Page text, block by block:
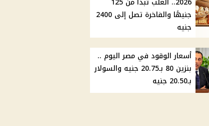
جنيهًا والفاخرة تصل إلى 2400
جنيه
أسعار الوقود في مصر اليوم ..
بنزين 80 بـ20.75 جنيه والسولار
بـ20.50 جنيه